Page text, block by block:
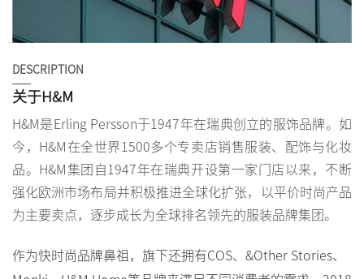
DESCRIPTION
关于H&M
H&M是Erling Persson于1947年在瑞典创立的服饰品牌。如
今，H&M在全世界1500多个专卖店销售服装、配饰与化妆
品。H&M集团自1947年在瑞典开设第一家门店以来，不断
强化欧洲市场布局并积极推进全球化扩张，以平价时尚产品
为主要卖点，逐步成长为全球排名领先的服装品牌集团。
作为快时尚品牌鼻祖，旗下还拥有COS、&Other Stories、